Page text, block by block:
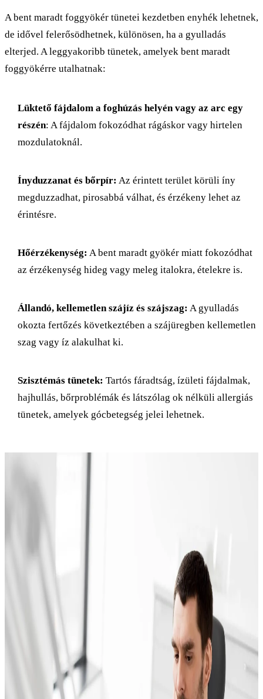
A bent maradt foggyökér tünetei kezdetben enyhék lehetnek,
de idővel felerősödhetnek, különösen, ha a gyulladás
elterjed. A leggyakoribb tünetek, amelyek bent maradt
foggyökérre utalhatnak:
Lüktető fájdalom a foghúzás helyén vagy az arc egy
részén: A fájdalom fokozódhat rágáskor vagy hirtelen
mozdulatoknál.
Ínyduzzanat és bőrpír: Az érintett terület körüli íny
megduzzadhat, pirosabbá válhat, és érzékeny lehet az
érintésre.
Hőérzékenység: A bent maradt gyökér miatt fokozódhat
az érzékenység hideg vagy meleg italokra, ételekre is.
Állandó, kellemetlen szájíz és szájszag: A gyulladás
okozta fertőzés következtében a szájüregben kellemetlen
szag vagy íz alakulhat ki.
Szisztémás tünetek: Tartós fáradtság, ízületi fájdalmak,
hajhullás, bőrproblémák és látszólag ok nélküli allergiás
tünetek, amelyek gócbetegség jelei lehetnek.